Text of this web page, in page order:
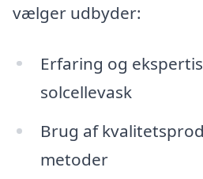
vælger udbyder:
Erfaring og
solcellevask
Brug af
metoder